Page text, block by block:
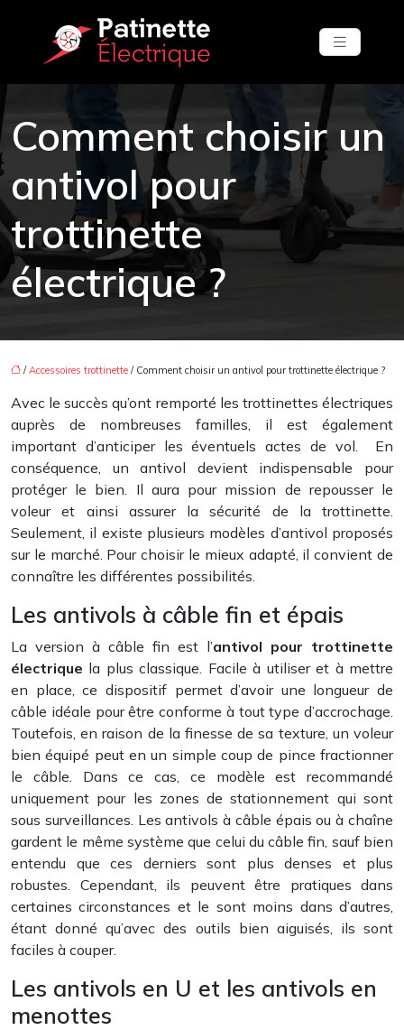
Comment choisir un
antivol pour
trottinette
électrique ?
/Accessoires trottinette / Comment choisir un antivol pour trottinette électrique ?
Avec le succès qu’ont remporté les trottinettes électriques
auprès de nombreuses familles, il est également
important d’anticiper les éventuels actes de vol. En
conséquence, un antivol devient indispensable pour
protéger le bien. Il aura pour mission de repousser le
voleur et ainsi assurer la sécurité de la trottinette.
Seulement, il existe plusieurs modèles d’antivol proposés
sur le marché. Pour choisir le mieux adapté, il convient de
connaître les différentes possibilités.
Les antivols à câble fin et épais
La version à câble fin est l’antivol pour trottinette
électrique la plus classique. Facile à utiliser et à mettre
en place, ce dispositif permet d’avoir une longueur de
câble idéale pour être conforme à tout type d’accrochage.
Toutefois, en raison de la finesse de sa texture, un voleur
bien équipé peut en un simple coup de pince fractionner
le câble. Dans ce cas, ce modèle est recommandé
uniquement pour les zones de stationnement qui sont
sous surveillances. Les antivols à câble épais ou à chaîne
gardent le même système que celui du câble fin, sauf bien
entendu que ces derniers sont plus denses et plus
robustes. Cependant, ils peuvent être pratiques dans
certaines circonstances et le sont moins dans d’autres,
étant donné qu’avec des outils bien aiguisés, ils sont
faciles à couper.
Les antivols en U et les antivols en
menottes